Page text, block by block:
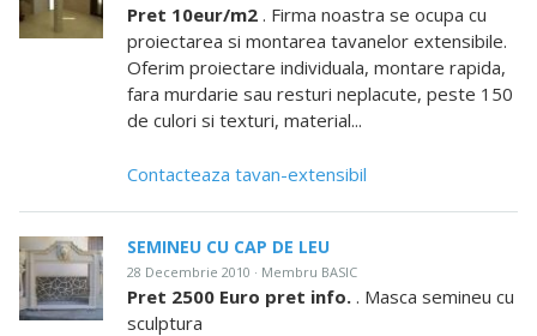
Pret 10eur/m2 . Firma noastra se ocupa cu
proiectarea si montarea tavanelor extensibile.
Oferim proiectare individuala, montare rapida,
fara murdarie sau resturi neplacute, peste 150
de culori si texturi, material...
Contacteaza tavan-extensibil
SEMINEU CU CAP DE LEU
28 Decembrie 2010 · Membru BASIC
Pret 2500 Euro pret info. . Masca semineu cu
sculptura